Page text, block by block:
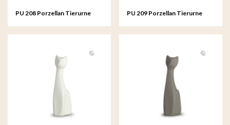
PU 208 Porzellan Tierurne PU 209 Porzellan Tierurne